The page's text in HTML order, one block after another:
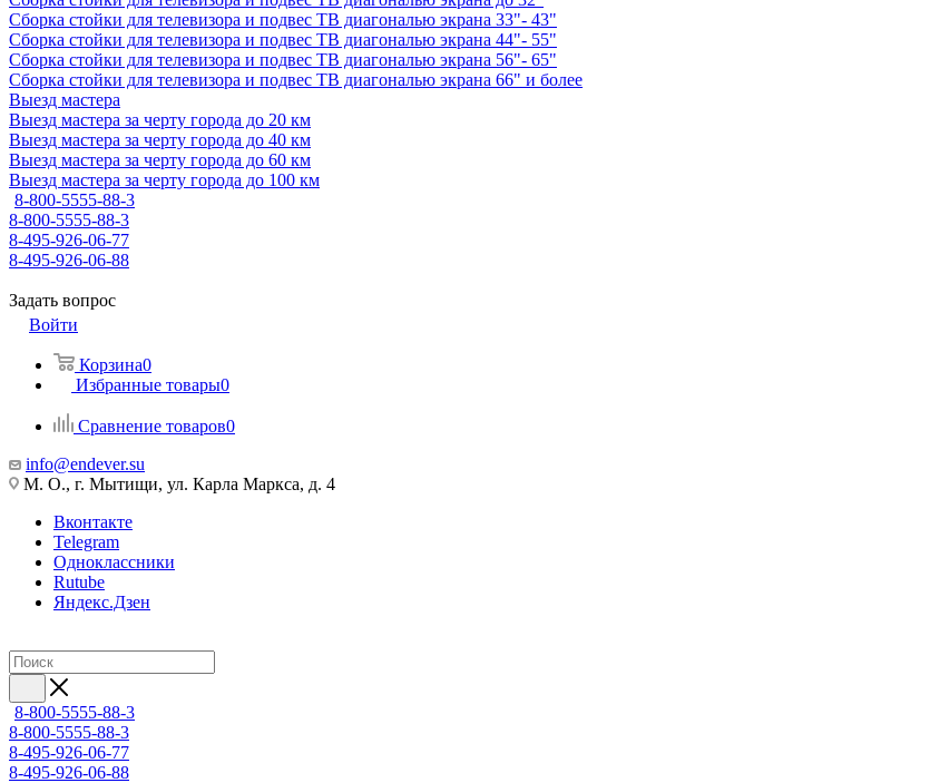
Сборка стойки для телевизора и подвес ТВ диагональю экрана 33"- 43"
Сборка стойки для телевизора и подвес ТВ диагональю экрана 44"- 55"
Сборка стойки для телевизора и подвес ТВ диагональю экрана 56"- 65"
Сборка стойки для телевизора и подвес ТВ диагональю экрана 66" и более
Выезд мастера
Выезд мастера за черту города до 20 км
Выезд мастера за черту города до 40 км
Выезд мастера за черту города до 60 км
Выезд мастера за черту города до 100 км
8-800-5555-88-3
8-800-5555-88-3
8-495-926-06-77
8-495-926-06-88
Задать вопрос
Войти
Корзина0
Избранные товары0
Сравнение товаров0
info@endever.su
М. О., г. Мытищи, ул. Карла Маркса, д. 4
Вконтакте
Telegram
Одноклассники
Rutube
Яндекс.Дзен
8-800-5555-88-3
8-800-5555-88-3
8-495-926-06-77
8-495-926-06-88